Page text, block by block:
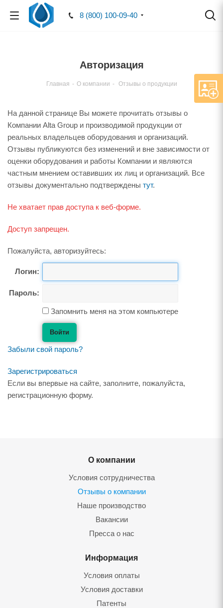
8 (800) 100-09-40
Авторизация
Главная - О компании - Отзывы о продукции
На данной странице Вы можете прочитать отзывы о
Компании Alta Group и производимой продукции от
реальных владельцев оборудования и организаций.
Отзывы публикуются без изменений и вне зависимости от
оценки оборудования и работы Компании и являются
частным мнением оставивших их лиц и организаций. Все
отзывы документально подтверждены тут.
Не хватает прав доступа к веб-форме.
Доступ запрещен.
Пожалуйста, авторизуйтесь:
Логин:
Пароль:
Запомнить меня на этом компьютере
Забыли свой пароль?
Зарегистрироваться
Если вы впервые на сайте, заполните, пожалуйста,
регистрационную форму.
О компании
Условия сотрудничества
Отзывы о компании
Наше производство
Вакансии
Пресса о нас
Информация
Условия оплаты
Условия доставки
Патенты